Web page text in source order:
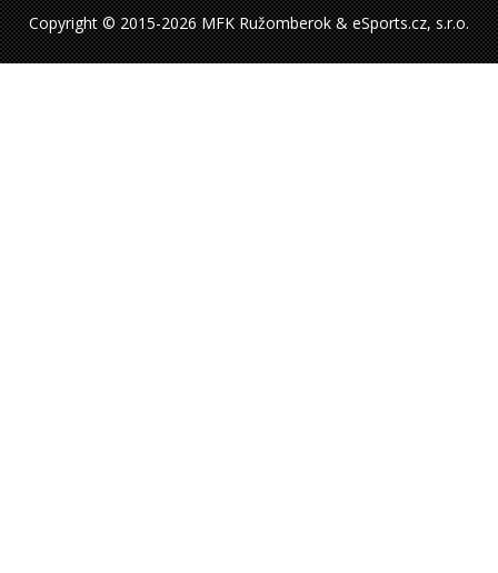
Copyright © 2015-2026 MFK Ružomberok & eSports.cz, s.r.o.